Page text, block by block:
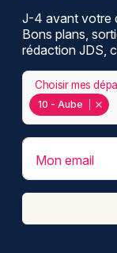
J-4 avant votre
Bons plans,
rédaction JDS,
10 - Aube
Choisir mes
Mon email